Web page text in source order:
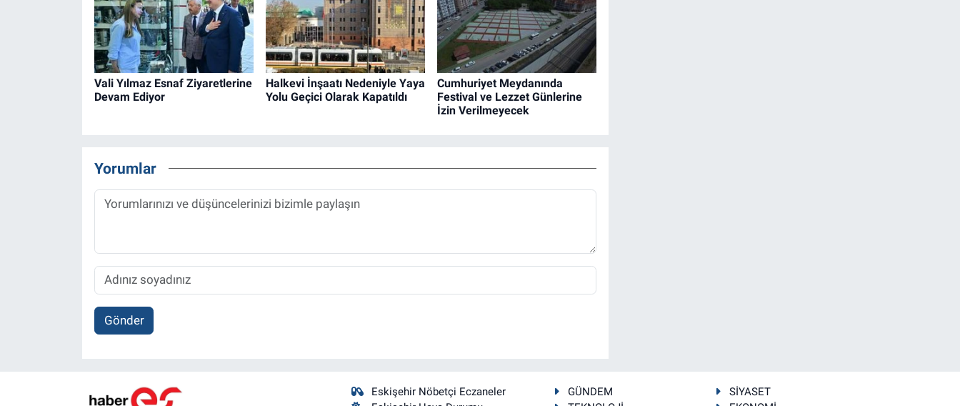
Vali Yılmaz Esnaf Ziyaretlerine
Devam Ediyor
Halkevi İnşaatı Nedeniyle Yaya
Yolu Geçici Olarak Kapatıldı
Cumhuriyet Meydanında
Festival ve Lezzet Günlerine
İzin Verilmeyecek
Yorumlar
Gönder
Eskişehir Nöbetçi Eczaneler
GÜNDEM
SİYASET